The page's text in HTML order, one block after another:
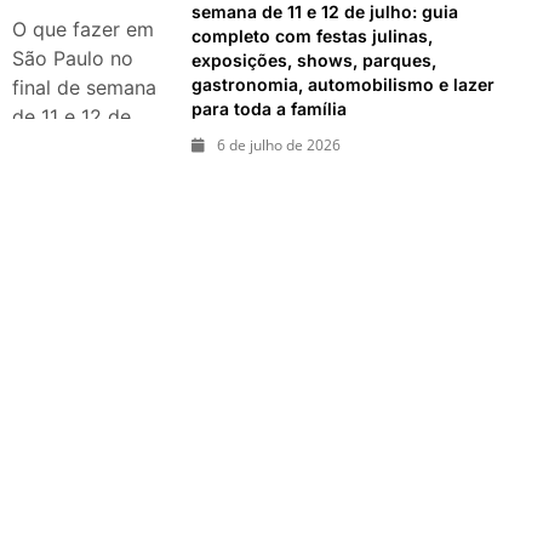
exposições e
passeios
imperdíveis
O que fazer em
São Paulo no
final de semana
de 11 e 12 de
semana de 11 e 12 de julho: guia
completo com festas julinas,
exposições, shows, parques,
gastronomia, automobilismo e lazer
para toda a família
6 de julho de 2026